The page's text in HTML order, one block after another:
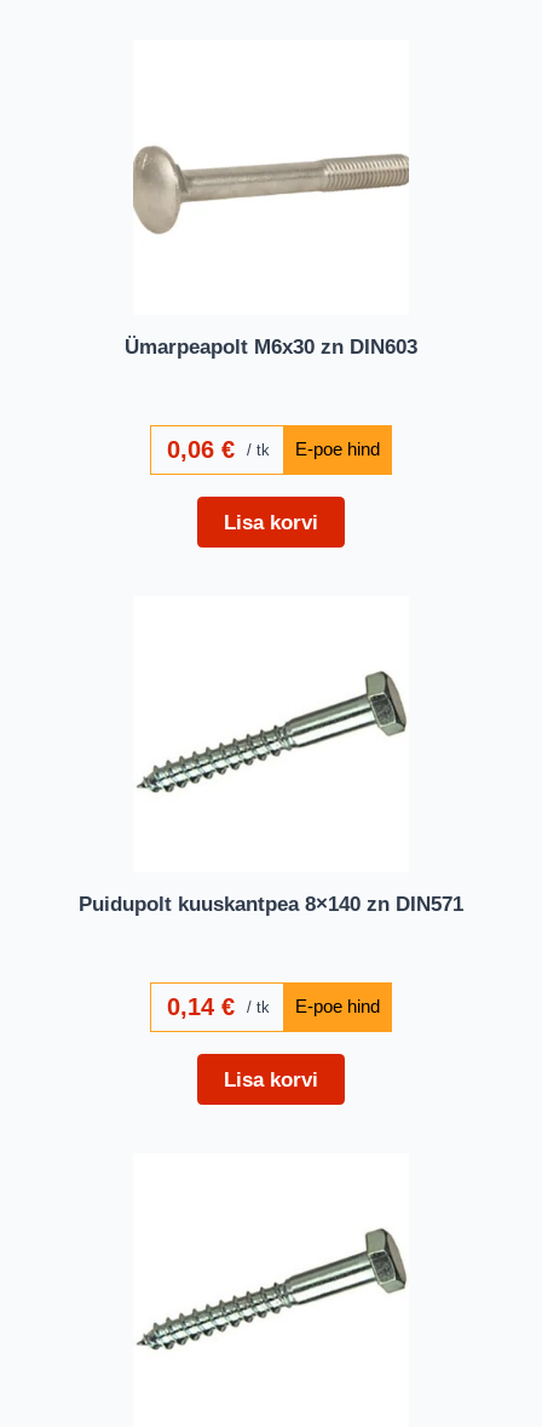
Ümarpeapolt M6x30 zn DIN603
0,06€ tk
Lisa korvi
Puidupolt kuuskantpea 8×140 zn DIN571
0,14€ tk
Lisa korvi